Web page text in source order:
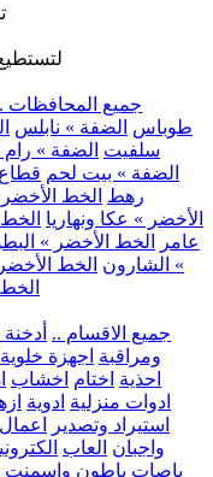
.. جميع المحافظات
طوباس الضفة » نابلس
سلفيت الضفة » رام
الضفة » بيت لحم
رهط الخط
الأخضر » عكا ونهاريا
عامر
الخط الأخضر »
» الشارون الخط
.. جميع الاقسام ..
ومراقبة اجهزة خلوية
احذية اختام اخشاب
ادوات منزلية ادوية
استيراد وتصدير
واجبان العاب
باصات باطون واسمنت